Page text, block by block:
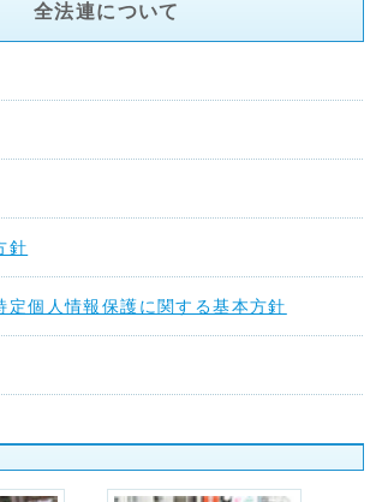
全法連について
針
定個人情報保護に関する基本方針